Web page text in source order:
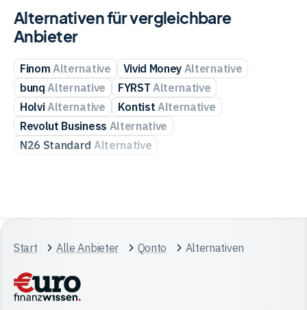
Alternativen für vergleichbare
Anbieter
Finom Alternative Vivid Money Alternative
bunq Alternative FYRST Alternative
Holvi Alternative Kontist Alternative
Revolut Business Alternative
N26 Standard Alternative
Start Alle Anbieter Qonto Alternativen